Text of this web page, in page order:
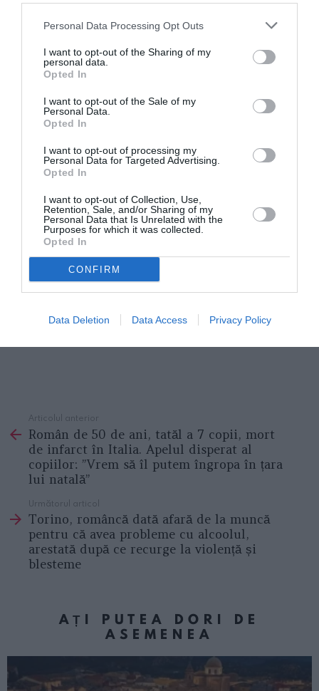
Personal Data Processing Opt Outs
I want to opt-out of the Sharing of my
personal data.
Opted In
I want to opt-out of the Sale of my
Personal Data.
Opted In
I want to opt-out of processing my
Personal Data for Targeted Advertising.
Opted In
I want to opt-out of Collection, Use,
Retention, Sale, and/or Sharing of my
Personal Data that Is Unrelated with the
Purposes for which it was collected.
Opted In
CONFIRM
Data Deletion Data Access Privacy Policy
more
Articolul anterior
Român de 50 de ani, tatăl a 7 copii, mort
de infarct în Italia. Apelul disperat al
copiilor: ”Vrem să îl putem îngropa în țara
lui natală”
Următorul articol
Torino, româncă dată afară de la muncă
pentru că avea probleme cu alcoolul,
arestată după ce recurge la violență și
blesteme
AȚI PUTEA DORI DE
ASEMENEA